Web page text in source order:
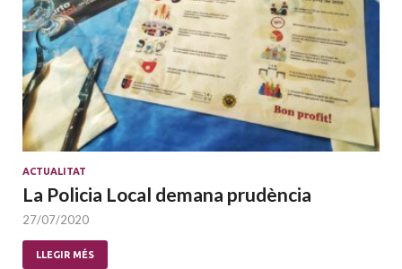
ACTUALITAT
La Policia Local demana prudència
27/07/2020
LLEGIR MÉS